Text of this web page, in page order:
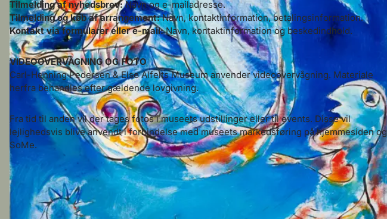
Tilmelding af nyhedsbrev:Navn og e-mailadresse.
Tilmelding og køb af arrangement:Navn, kontaktinformation, betalingsinformation.
Kontakt via formularer eller e-mail:Navn, kontaktinformation og beskedindhold.
VIDEOOVERVÅGNING OG FOTO
Carl-Henning Pedersen & Else Alfelts Museum anvender videoovervågning. Materiale
herfra behandles efter gældende lovgivning.
Fra tid til anden vil der tages fotos i museets udstillinger eller til events. Disse vil
lejlighedsvis blive anvendt i forbindelse med museets markedsføring på hjemmesiden og
SoMe.